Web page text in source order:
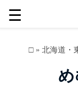
☰
□» 北海道・